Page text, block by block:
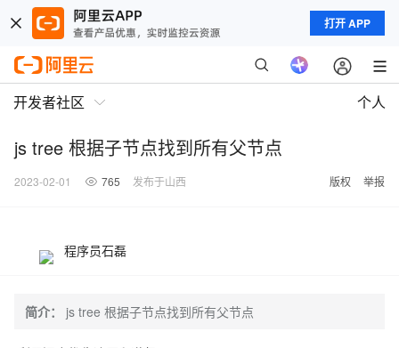
打开 APP
开发者社区 个人
js tree 根据子节点找到所有父节点
2023-02-01 765 发布于山西 版权 举报
程序员石磊
简介： js tree 根据子节点找到所有父节点